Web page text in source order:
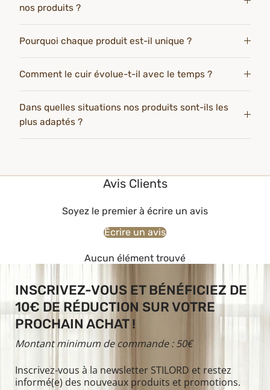
nos produits ?
Pourquoi chaque produit est-il unique ?
Comment le cuir évolue-t-il avec le temps ?
Dans quelles situations nos produits sont-ils les
plus adaptés ?
Avis Clients
Soyez le premier à écrire un avis
Écrire un avis
Aucun élément trouvé
INSCRIVEZ-VOUS ET BÉNÉFICIEZ DE
10€ DE RÉDUCTION SUR VOTRE
PROCHAIN ACHAT !
Montant minimum de commande : 50€
Inscrivez-vous à la newsletter STILORD et restez
informé(e) des nouveaux produits et promotions.